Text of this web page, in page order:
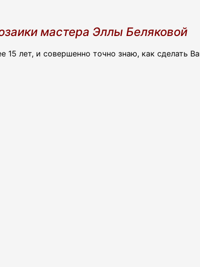
мастера Эллы Беляковой
15 лет, и совершенно точно знаю, как сделать